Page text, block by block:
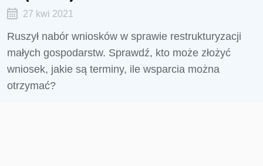
27 kwi 2021
Ruszył nabór wniosków w sprawie restrukturyzacji
małych gospodarstw. Sprawdź, kto może złożyć
wniosek, jakie są terminy, ile wsparcia można
otrzymać?